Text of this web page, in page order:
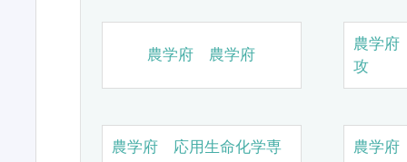
農学府 農学府
農学
攻
農学府 応用生命化学専
農学